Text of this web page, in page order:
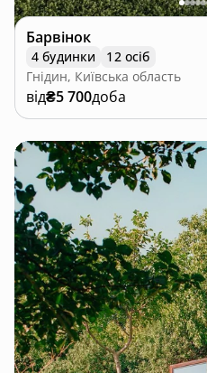
Барвінок
4 будинки
12 осіб
Гнідин, Київська область
від₴5 700доба